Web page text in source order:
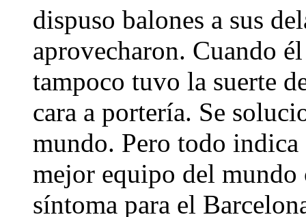
dispuso balones a sus
aprovecharon. Cuando
tampoco tuvo la suerte
cara a portería. Se
mundo. Pero todo
mejor equipo del mundo
síntoma para el